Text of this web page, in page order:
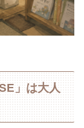
」は大人